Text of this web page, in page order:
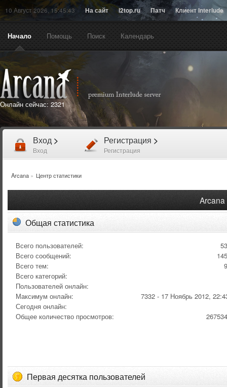
10 Август 2026, 15:45:43 На сайт l2top.ru Патч Клиент Interlude
Начало Помощь Поиск Календарь
Онлайн сейчас: 2321
Вход >
Вход
Регистрация >
Регистрация
Arcana» Центр статистики
Arcana
Общая статистика
Всего пользователей:
Всего сообщений:
Всего тем:
Всего категорий:
Пользователей онлайн:
Максимум онлайн:
7332 - 17 Ноябрь 2012,
Сегодня онлайн:
Общее количество просмотров:
Первая десятка пользователей